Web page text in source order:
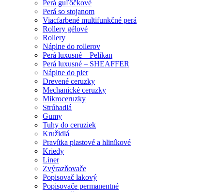
Perá guľôčkové
Perá so stojanom
Viacfarbené multifunkčné perá
Rollery gélové
Rollery
Náplne do rollerov
Perá luxusné – Pelikan
Perá luxusné – SHEAFFER
Náplne do pier
Drevené ceruzky
Mechanické ceruzky
Mikroceruzky
Strúhadlá
Gumy
Tuhy do ceruziek
Kružidlá
Pravítka plastové a hliníkové
Kriedy
Liner
Zvýrazňovače
Popisovač lakový
Popisovače permanentné